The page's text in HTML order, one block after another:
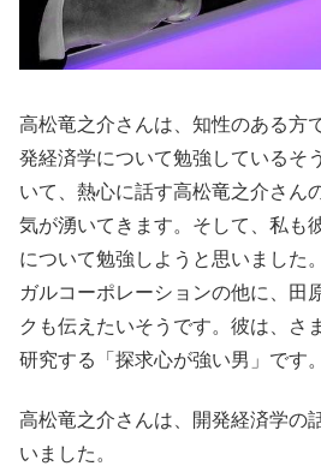
高松竜之介さんは、知性のある方
発経済学について勉強しているそ
いて、熱心に話す高松竜之介さん
気が湧いてきます。そして、私も
について勉強しようと思いました
ガルコーポレーションの他に、田
クも伝えたいそうです。彼は、さ
研究する「探求心が強い男」です。
高松竜之介さんは、開発経済学の
いました。